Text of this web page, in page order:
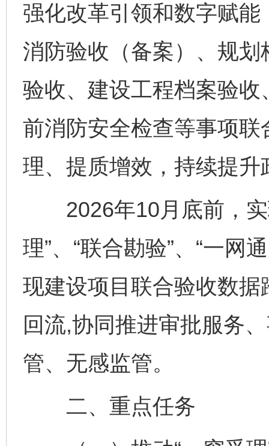
强化改革引领和数字赋
消防验收（备案）、规
验收、建设工程档案验
前消防安全检查等事项
理、提质增效，持续提
2026年10月底前，实
理”、“联合勘验”、“一网
现建设项目联合验收数
回流,协同推进审批服务
管、无感监管。
二、重点任务